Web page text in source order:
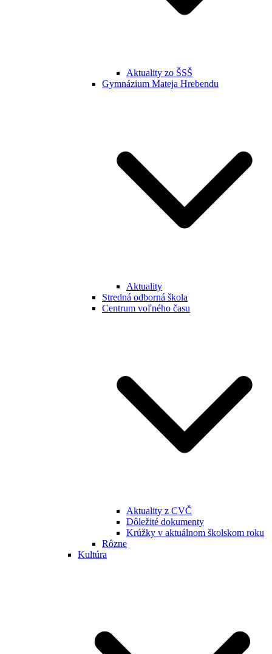
Aktuality zo ŠSŠ
Gymnázium Mateja Hrebendu
Aktuality
Stredná odborná škola
Centrum voľného času
Aktuality z CVČ
Dôležité dokumenty
Krúžky v aktuálnom školskom roku
Rôzne
Kultúra